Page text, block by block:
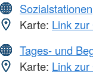
Sozialstationen
Karte: Link
Tages- und
Karte: Link